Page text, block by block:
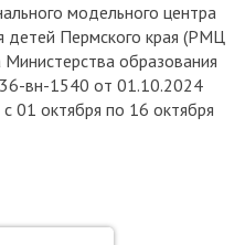
модельного центра
детей Пермского края (РМЦ
образования
вн-1540 от 01.10.2024
01 октября по 16 октября